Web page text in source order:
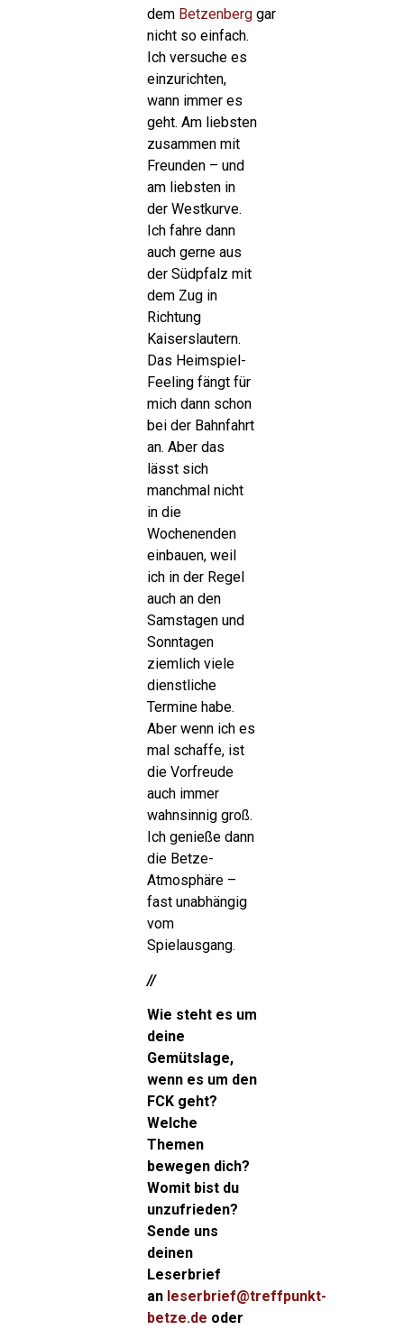
dem Betzenberggar
nicht so einfach.
Ich versuche es
einzurichten,
wann immer es
geht. Am liebsten
zusammen mit
Freunden – und
am liebsten in
der Westkurve.
Ich fahre dann
auch gerne aus
der Südpfalz mit
dem Zug in
Richtung
Kaiserslautern.
Das Heimspiel-
Feeling fängt für
mich dann schon
bei der Bahnfahrt
an. Aber das
lässt sich
manchmal nicht
in die
Wochenenden
einbauen, weil
ich in der Regel
auch an den
Samstagen und
Sonntagen
ziemlich viele
dienstliche
Termine habe.
Aber wenn ich es
mal schaffe, ist
die Vorfreude
auch immer
wahnsinnig groß.
Ich genieße dann
die Betze-
Atmosphäre –
fast unabhängig
vom
Spielausgang.
//
Wie steht es um
deine
Gemütslage,
wenn es um den
FCK geht?
Welche
Themen
bewegen dich?
Womit bist du
unzufrieden?
Sende uns
deinen
Leserbrief
an leserbrief@treffpunkt-
betze.de oder